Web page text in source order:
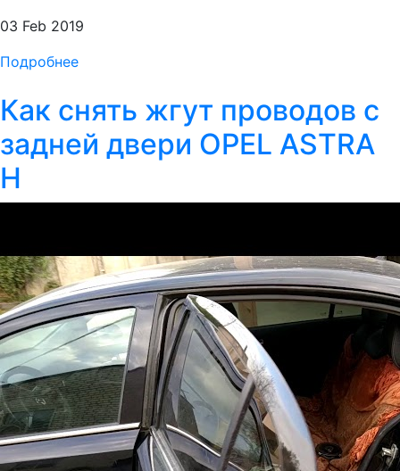
03 Feb 2019
Подробнее
Как снять жгут проводов с
задней двери OPEL ASTRA
H